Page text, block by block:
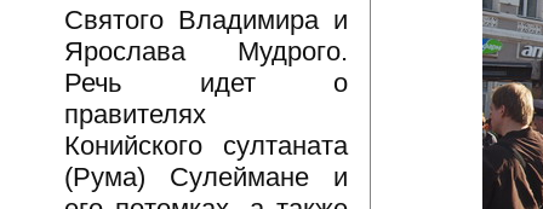
Святого Владимира и
Ярослава Мудрого.
Речь идет о
правителях
Конийского султаната
(Рума) Сулеймане и